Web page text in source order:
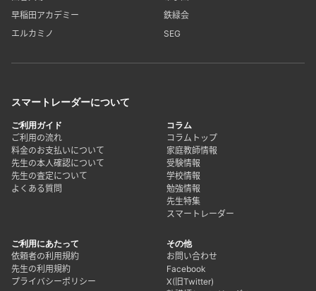
早稲田アカデミー
鉄緑会
エルカミノ
SEG
スマートレーダーについて
ご利用ガイド
ご利用の流れ
料金のお支払いについて
先生の本人確認について
先生の査定について
よくある質問
コラム
コラムトップ
家庭教師情報
受験情報
学校情報
勉強情報
先生特集
スマートレーダー
ご利用にあたって
依頼者の利用規約
先生の利用規約
プライバシーポリシー
その他
お問い合わせ
Facebook
X(旧Twitter)